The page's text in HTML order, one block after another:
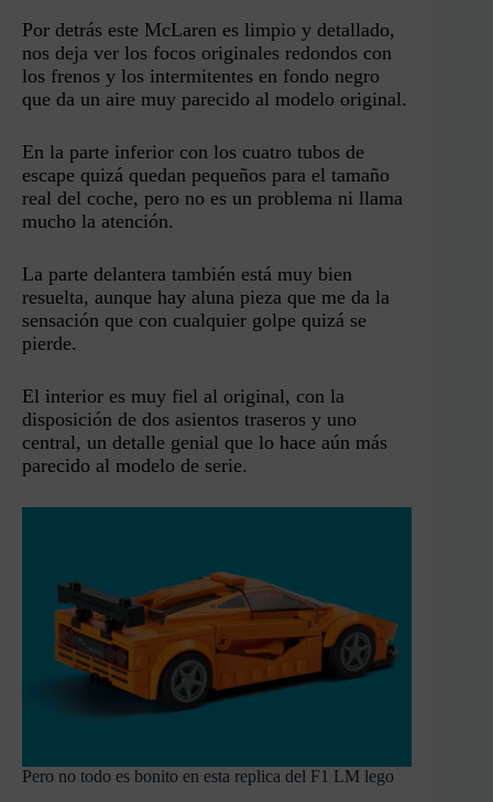
Por detrás este McLaren es limpio y detallado,
nos deja ver los focos originales redondos con
los frenos y los intermitentes en fondo negro
que da un aire muy parecido al modelo original.
En la parte inferior con los cuatro tubos de
escape quizá quedan pequeños para el tamaño
real del coche, pero no es un problema ni llama
mucho la atención.
La parte delantera también está muy bien
resuelta, aunque hay aluna pieza que me da la
sensación que con cualquier golpe quizá se
pierde.
El interior es muy fiel al original, con la
disposición de dos asientos traseros y uno
central, un detalle genial que lo hace aún más
parecido al modelo de serie.
Pero no todo es bonito en esta replica del F1 LM lego